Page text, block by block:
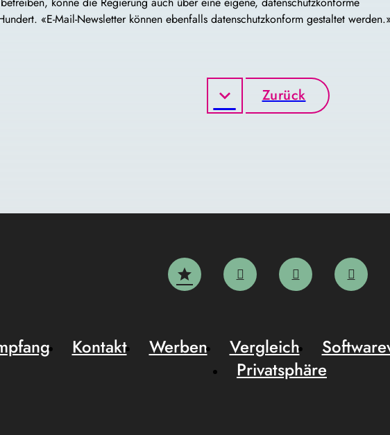
«E-Mail-Newsletter können ebenfalls datenschutzkonform gestaltet
Zurück
Kontakt Werben Vergleich
Privatsphäre